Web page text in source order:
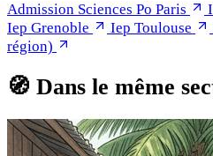
Admission Sciences Po Paris
Iep Grenoble
Iep Toulouse
région)
🧭 Dans le même